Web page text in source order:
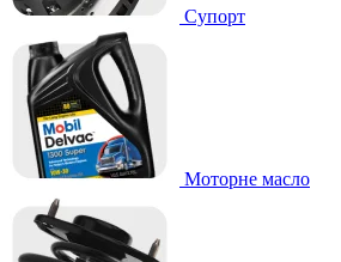
Супорт
Моторне масло